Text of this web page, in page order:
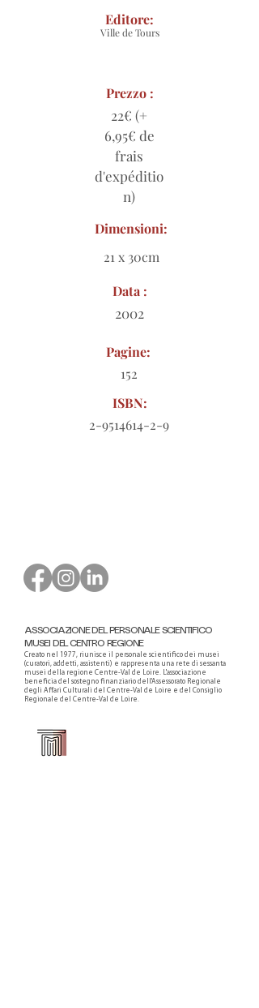
Ville de Tours
Editore:
Prezzo :
22€ (+
6,95€ de
frais
d'expéditio
n)
Dimensioni:
21 x 30cm
Data :
2002
Pagine:
152
ISBN:
2-9514614-2-9
ASSOCIAZIONE DEL PERSONALE SCIENTIFICO
MUSEI DEL CENTRO REGIONE
Creato nel 1977, riunisce il personale scientifico dei musei
(curatori, addetti, assistenti) e rappresenta una rete di sessanta
musei della regione Centre-Val de Loire. L'associazione
beneficia del sostegno finanziario dell'Assessorato Regionale
degli Affari Culturali del Centre-Val de Loire e del Consiglio
Regionale del Centre-Val de Loire.